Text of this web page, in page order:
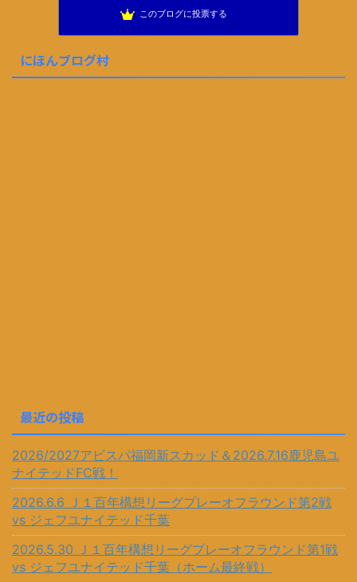
このブログに投票する
にほんブログ村
最近の投稿
2026/2027アビスパ福岡新スカッド＆2026.7.16鹿児島ユ
ナイテッドFC戦！
2026.6.6 Ｊ１百年構想リーグプレーオフラウンド第2戦
vs ジェフユナイテッド千葉
2026.5.30 Ｊ１百年構想リーグプレーオフラウンド第1戦
vs ジェフユナイテッド千葉（ホーム最終戦）